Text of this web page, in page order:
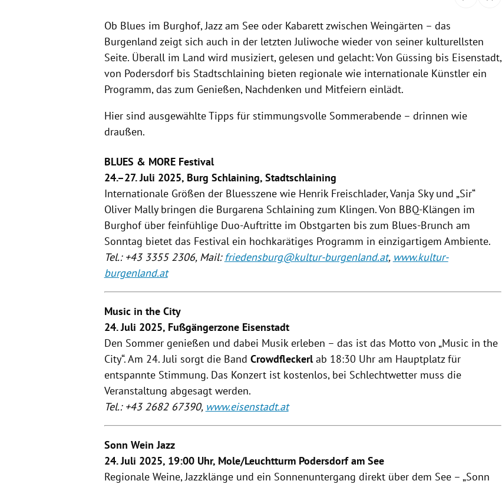
Ob Blues im Burghof, Jazz am See oder Kabarett zwischen Weingärten – das
Burgenland zeigt sich auch in der letzten Juliwoche wieder von seiner kulturellsten
Seite. Überall im Land wird musiziert, gelesen und gelacht: Von Güssing bis Eisenstadt,
von Podersdorf bis Stadtschlaining bieten regionale wie internationale Künstler ein
Programm, das zum Genießen, Nachdenken und Mitfeiern einlädt.
Hier sind ausgewählte Tipps für stimmungsvolle Sommerabende – drinnen wie
draußen.
BLUES & MORE Festival
24.–27. Juli 2025, Burg Schlaining, Stadtschlaining
Internationale Größen der Bluesszene wie Henrik Freischlader, Vanja Sky und „Sir“
Oliver Mally bringen die Burgarena Schlaining zum Klingen. Von BBQ-Klängen im
Burghof über feinfühlige Duo-Auftritte im Obstgarten bis zum Blues-Brunch am
Sonntag bietet das Festival ein hochkarätiges Programm in einzigartigem Ambiente.
Tel.: +43 3355 2306, Mail: friedensburg@kultur-burgenland.at, www.kultur-
burgenland.at
Music in the City
24. Juli 2025, Fußgängerzone Eisenstadt
Den Sommer genießen und dabei Musik erleben – das ist das Motto von „Music in the
City“. Am 24. Juli sorgt die Band Crowdfleckerlab 18:30 Uhr am Hauptplatz für
entspannte Stimmung. Das Konzert ist kostenlos, bei Schlechtwetter muss die
Veranstaltung abgesagt werden.
Tel.: +43 2682 67390, www.eisenstadt.at
Sonn Wein Jazz
24. Juli 2025, 19:00 Uhr, Mole/Leuchtturm Podersdorf am See
Regionale Weine, Jazzklänge und ein Sonnenuntergang direkt über dem See – „Sonn